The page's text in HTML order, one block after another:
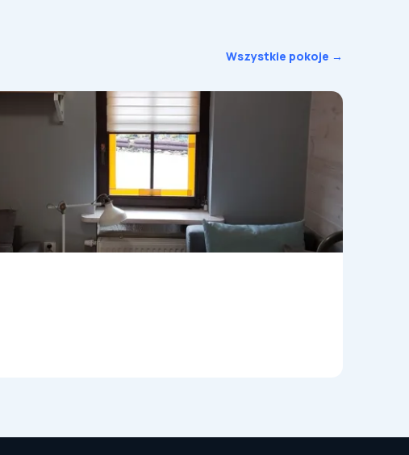
Wszystkie pokoje →